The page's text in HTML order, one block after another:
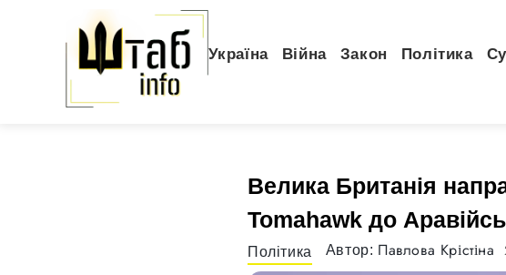
Україна Війна Закон Політика
Велика Британія
Tomahawk до
Політика Автор: Павлова Крістіна